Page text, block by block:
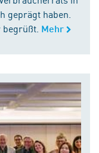
geprägt haben.
Mehr